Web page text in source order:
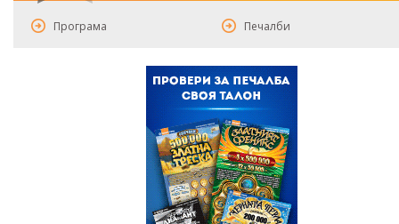
Програма Печалби